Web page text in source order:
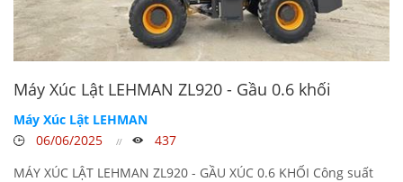
Máy Xúc Lật LEHMAN ZL920 - Gầu 0.6 khối
Máy Xúc Lật LEHMAN
06/06/2025
437
MÁY XÚC LẬT LEHMAN ZL920 - GẦU XÚC 0.6 KHỐI Công suất